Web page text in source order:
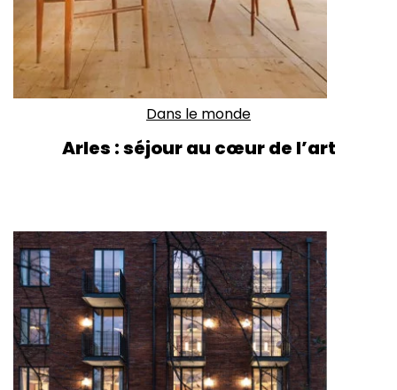
Dans le monde
Arles : séjour au cœur de l’art